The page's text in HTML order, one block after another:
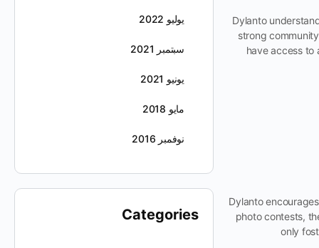
Dylanto
strong
have access to
Dylanto
photo contests,
only
يوليو 2022
سبتمبر 2021
يونيو 2021
مايو 2018
نوفمبر 2016
Categories